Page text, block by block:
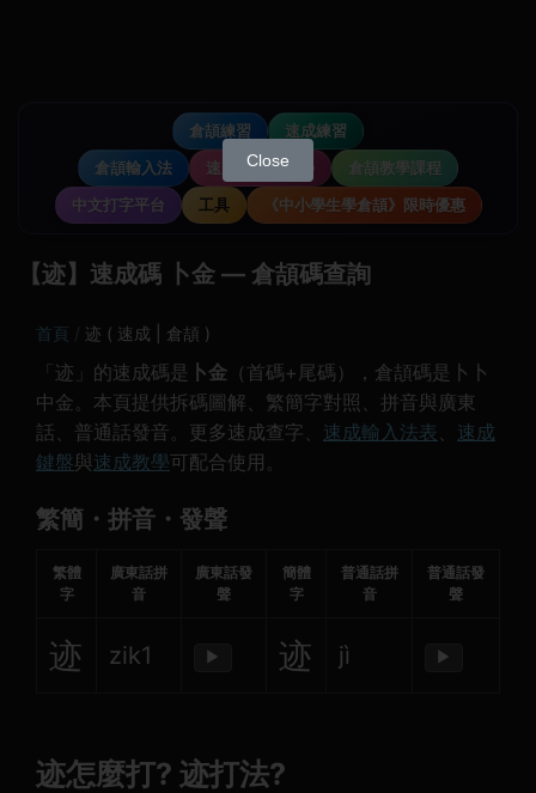
倉頡練習
速成練習
倉頡輸入法
速成輸入法教學
倉頡教學課程
中文打字平台
工具 《中小學生學倉頡》限時優惠
【迹】速成碼 卜金 — 倉頡碼查詢
首頁 迹 ( 速成 | 倉頡 )
「迹」的速成碼是 卜金 （首碼+尾碼），倉頡碼是卜卜
中金。本頁提供拆碼圖解、繁簡字對照、拼音與廣東
話、普通話發音。更多速成查字、 速成輸入法表、 速成
鍵盤與速成教學可配合使用。
繁簡・拼音・發聲
繁體
字
廣東話拼
音
廣東話發
聲
簡體
字
普通話拼
音
普通話發
聲
迹 zik1 ▶ 迹 jì ▶
迹怎麼打? 迹打法?
Close